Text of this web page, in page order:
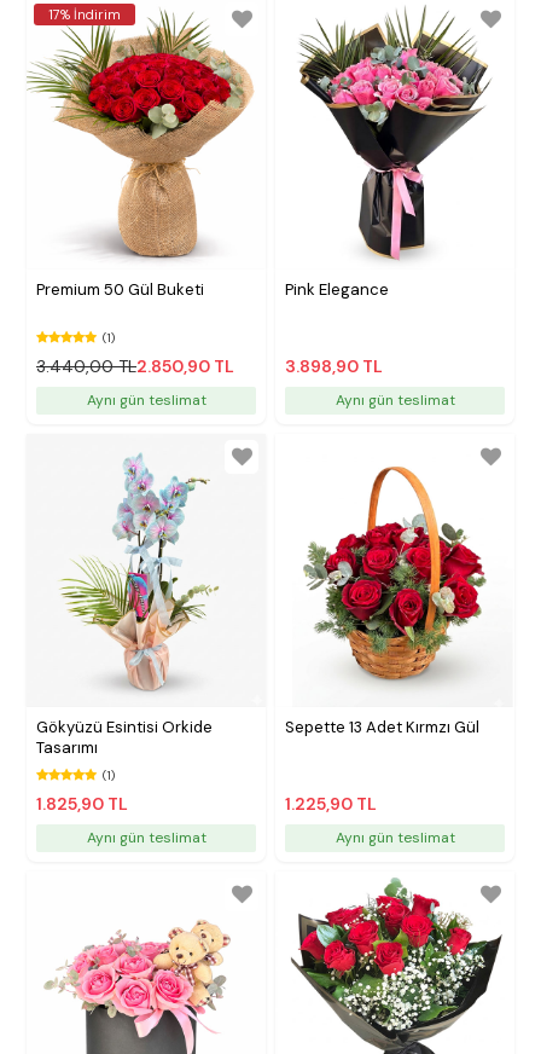
17% İndirim
Premium 50 Gül Buketi
(1)
3.440,00 TL2.850,90 TL
Aynı gün teslimat
Pink Elegance
3.898,90 TL
Aynı gün teslimat
Gökyüzü Esintisi Orkide
Tasarımı
(1)
1.825,90 TL
Aynı gün teslimat
Sepette 13 Adet Kırmzı Gül
1.225,90 TL
Aynı gün teslimat